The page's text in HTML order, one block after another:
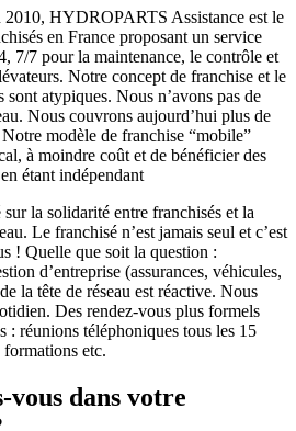
2010, HYDROPARTS Assistance est le
en France proposant un service
7/7 pour la maintenance, le contrôle et
Notre concept de franchise et le
sont atypiques. Nous n’avons pas de
Nous couvrons aujourd’hui plus de
modèle de franchise “mobile”
à moindre coût et de bénéficier des
étant indépendant
la solidarité entre franchisés et la
Le franchisé n’est jamais seul et c’est
! Quelle que soit la question :
d’entreprise (assurances, véhicules,
la tête de réseau est réactive. Nous
Des rendez-vous plus formels
: réunions téléphoniques tous les 15
etc.
vous dans votre